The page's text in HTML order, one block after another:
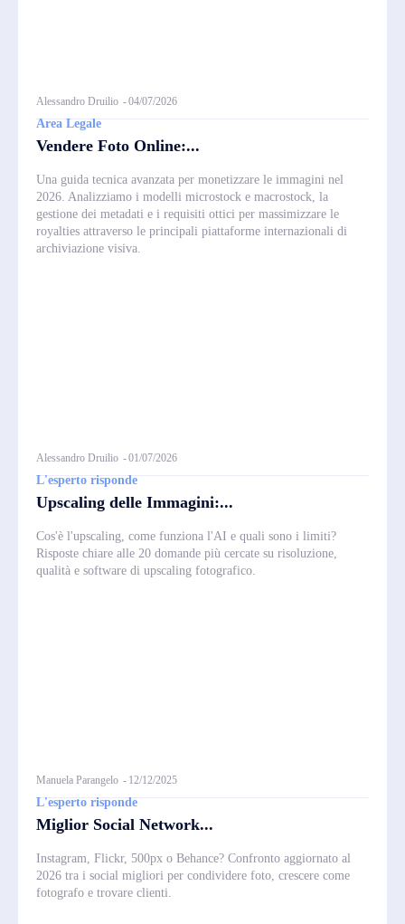
Alessandro Druilio -04/07/2026
Area Legale
Vendere Foto Online:...
Una guida tecnica avanzata per monetizzare le immagini nel
2026. Analizziamo i modelli microstock e macrostock, la
gestione dei metadati e i requisiti ottici per massimizzare le
royalties attraverso le principali piattaforme internazionali di
archiviazione visiva.
Alessandro Druilio -01/07/2026
L'esperto risponde
Upscaling delle Immagini:...
Cos'è l'upscaling, come funziona l'AI e quali sono i limiti?
Risposte chiare alle 20 domande più cercate su risoluzione,
qualità e software di upscaling fotografico.
Manuela Parangelo - 12/12/2025
L'esperto risponde
Miglior Social Network...
Instagram, Flickr, 500px o Behance? Confronto aggiornato al
2026 tra i social migliori per condividere foto, crescere come
fotografo e trovare clienti.